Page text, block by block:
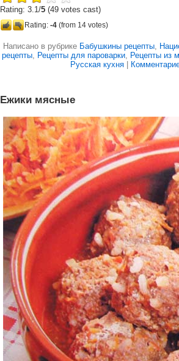
Rating: 3.1/5 (49 votes cast)
Rating: -4 (from 14 votes)
Написано в рубрике Бабушкины рецепты,
рецепты, Рецепты для пароварки, Рецепты из
Русская кухня
Ежики мясные